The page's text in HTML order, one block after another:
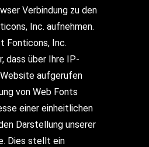
Verbindung zu den
Inc. aufnehmen.
Fonticons, Inc.
dass über Ihre IP-
aufgerufen
von Web Fonts
einer einheitlichen
Darstellung unserer
Dies stellt ein